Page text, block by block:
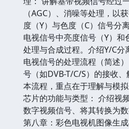
（AGC）、消噪等处理，以
度（Y）与色度（C）信号分
电视信号中亮度信号（Y）和
处理与合成过程。介绍Y/C
电视信号的处理流程（简述
号（如DVB-T/C/S）的接收
本流程，重点在于理解与模
芯片的功能与类型： 介绍视
数字视频信号、将其转换为
第八章：彩色电视机图像生